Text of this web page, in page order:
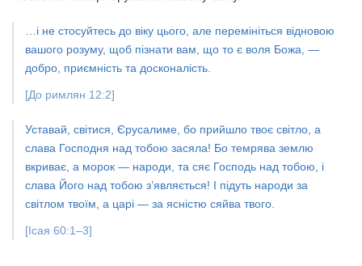
…і не стосуйтесь до віку цього, але перемініться відновою
вашого розуму, щоб пізнати вам, що то є воля Божа, —
добро, приємність та досконалість.
[До римлян 12:2]
Уставай, світися, Єрусалиме, бо прийшло твоє світло, а
слава Господня над тобою засяла! Бо темрява землю
вкриває, а морок — народи, та сяє Господь над тобою, і
слава Його над тобою з’являється! І підуть народи за
світлом твоїм, а царі — за ясністю сяйва твого.
[Ісая 60:1–3]